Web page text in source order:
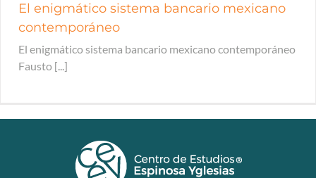
El enigmático sistema bancario mexicano
contemporáneo
El enigmático sistema bancario mexicano contemporáneo
Fausto [...]